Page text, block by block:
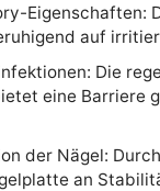
Eigenschaften:
auf
Die
eine Barriere
der Nägel:
an